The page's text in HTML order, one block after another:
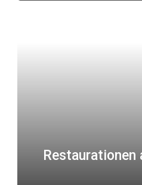
Restaurationen